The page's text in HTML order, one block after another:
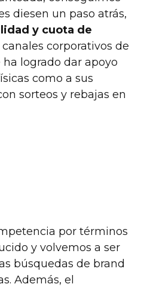
diesen un paso atrás,
y cuota de
corporativos de
ha logrado dar apoyo
como a sus
sorteos y rebajas en
por términos
y volvemos a ser
búsquedas de brand
Además, el